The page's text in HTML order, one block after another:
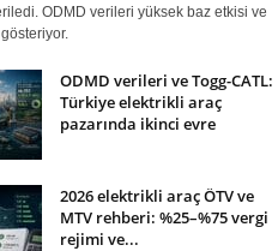
ODMD verileri yüksek baz etkisi ve
ODMD verileri ve Togg-CATL:
Türkiye elektrikli araç
pazarında ikinci evre
2026 elektrikli araç ÖTV ve
MTV rehberi: %25–%75 vergi
rejimi ve...